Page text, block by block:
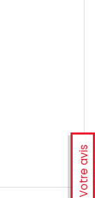
Votre avis